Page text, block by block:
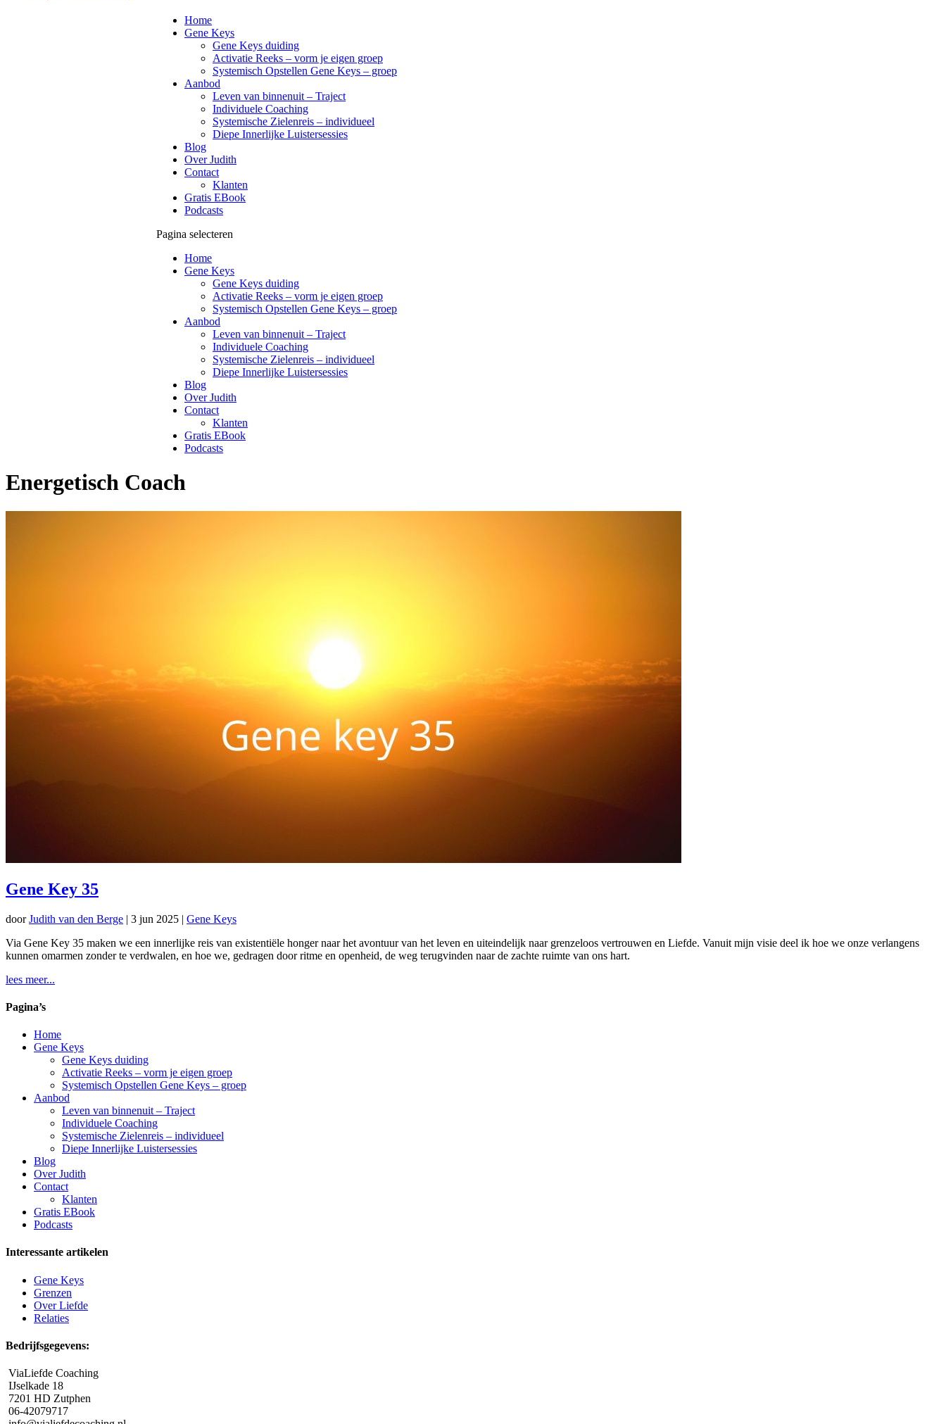
Home
Gene Keys
Gene Keys duiding
Activatie Reeks – vorm je eigen groep
Systemisch Opstellen Gene Keys – groep
Aanbod
Leven van binnenuit – Traject
Individuele Coaching
Systemische Zielenreis – individueel
Diepe Innerlijke Luistersessies
Blog
Over Judith
Contact
Klanten
Gratis EBook
Podcasts
Pagina selecteren
Home
Gene Keys
Gene Keys duiding
Activatie Reeks – vorm je eigen groep
Systemisch Opstellen Gene Keys – groep
Aanbod
Leven van binnenuit – Traject
Individuele Coaching
Systemische Zielenreis – individueel
Diepe Innerlijke Luistersessies
Blog
Over Judith
Contact
Klanten
Gratis EBook
Podcasts
Energetisch Coach
Gene Key 35
doorJudith van den Berge | 3 jun 2025 | Gene Keys
Via Gene Key 35 maken we een innerlijke reis van existentiële honger naar het avontuur van het leven en uiteindelijk naar grenzeloos vertrouwen en Liefde. Vanuit mijn visie deel ik hoe we onze verlangens
kunnen omarmen zonder te verdwalen, en hoe we, gedragen door ritme en openheid, de weg terugvinden naar de zachte ruimte van ons hart.
lees meer...
Pagina’s
Home
Gene Keys
Gene Keys duiding
Activatie Reeks – vorm je eigen groep
Systemisch Opstellen Gene Keys – groep
Aanbod
Leven van binnenuit – Traject
Individuele Coaching
Systemische Zielenreis – individueel
Diepe Innerlijke Luistersessies
Blog
Over Judith
Contact
Klanten
Gratis EBook
Podcasts
Interessante artikelen
Gene Keys
Grenzen
Over Liefde
Relaties
Bedrijfsgegevens:
ViaLiefde Coaching
IJselkade 18
7201 HD Zutphen
06-42079717